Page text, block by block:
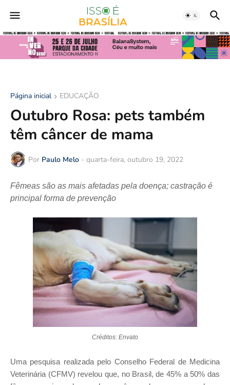
Página inicial EDUCAÇÃO
Outubro Rosa: pets também
têm câncer de mama
Por Paulo Melo - quarta-feira, outubro 19, 2022
Fêmeas são as mais afetadas pela doença; castração é
principal forma de prevenção
Créditos: Envato
Uma pesquisa realizada pelo Conselho Federal de Medicina
Veterinária (CFMV) revelou que, no Brasil, de 45% a 50% das